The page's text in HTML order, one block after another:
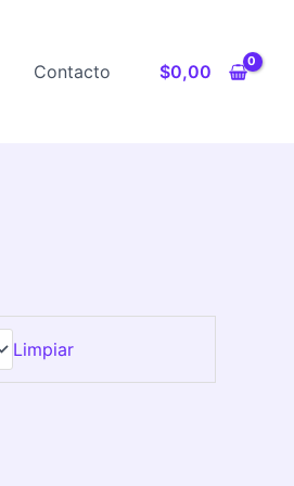
Contacto $0,00
Limpiar